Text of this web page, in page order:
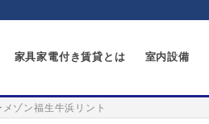
家具家電付き賃貸とは 室内設備
メゾン福生牛浜リント